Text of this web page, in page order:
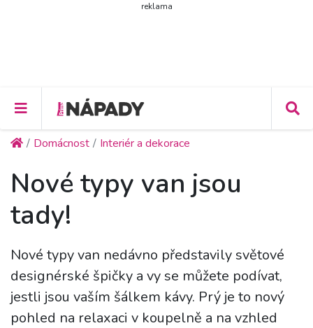
reklama
Domácnost Interiér a dekorace
Nové typy van jsou
tady!
Nové typy van nedávno představily světové
designérské špičky a vy se můžete podívat,
jestli jsou vaším šálkem kávy. Prý je to nový
pohled na relaxaci v koupelně a na vzhled